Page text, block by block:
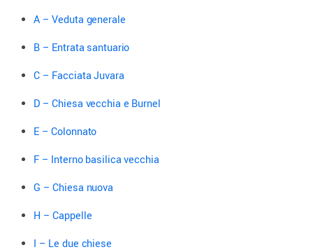
A – Veduta generale
B – Entrata santuario
C – Facciata Juvara
D – Chiesa vecchia e Burnel
E – Colonnato
F – Interno basilica vecchia
G – Chiesa nuova
H – Cappelle
I – Le due chiese